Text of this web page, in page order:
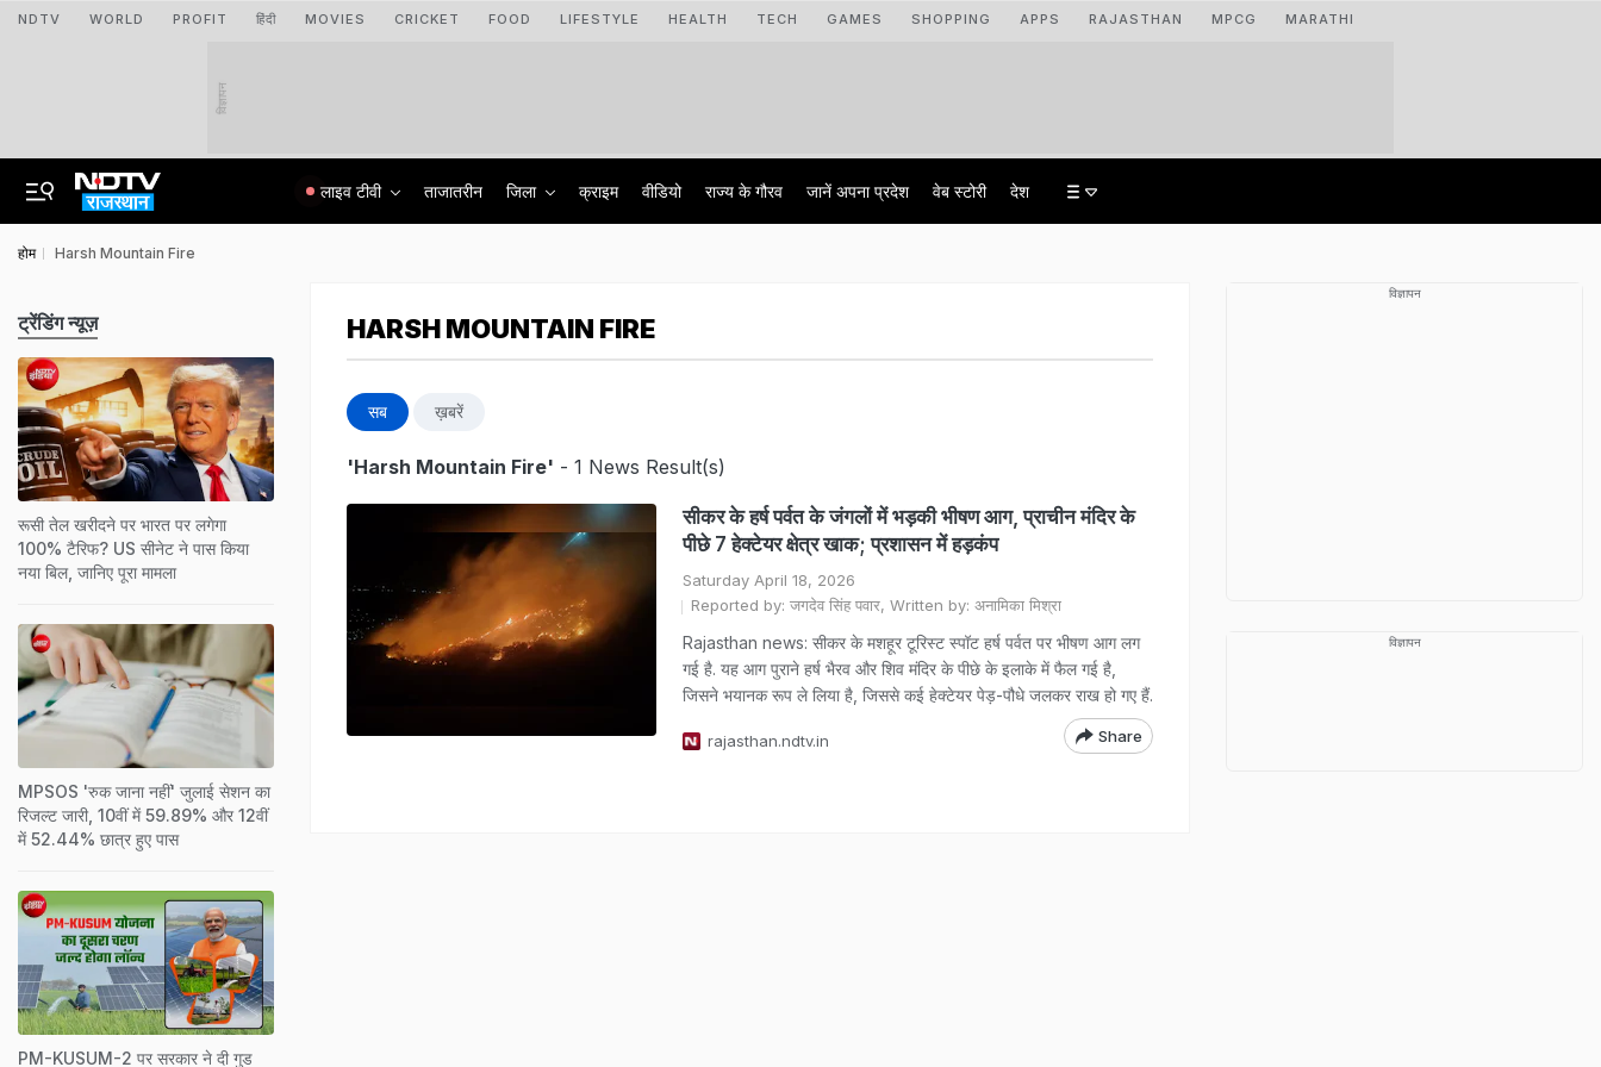
NDTV WORLD PROFIT हिंदी MOVIES CRICKET FOOD LIFESTYLE HEALTH TECH GAMES SHOPPING APPS RAJASTHAN MPCG MARATHI
विज्ञापन
लाइव टीवी ताजातरीन जिला क्राइम वीडियो राज्‍य के गौरव जानें अपना प्रदेश वेब स्टोरी देश
होम Harsh Mountain Fire
HARSH MOUNTAIN FIRE
सब ख़बरें
'Harsh Mountain Fire' - 1 News Result(s)
सीकर के हर्ष पर्वत के जंगलों में भड़की भीषण आग, प्राचीन मंदिर के
पीछे 7 हेक्टेयर क्षेत्र खाक; प्रशासन में हड़कंप
Saturday April 18, 2026
Reported by: जगदेव सिंह पवार, Written by: अनामिका मिश्रा
Rajasthan news: सीकर के मशहूर टूरिस्ट स्पॉट हर्ष पर्वत पर भीषण आग लग
गई है. यह आग पुराने हर्ष भैरव और शिव मंदिर के पीछे के इलाके में फैल गई है,
जिसने भयानक रूप ले लिया है, जिससे कई हेक्टेयर पेड़-पौधे जलकर राख हो गए हैं.
rajasthan.ndtv.in Share
ट्रेंडिंग न्यूज़
रूसी तेल खरीदने पर भारत पर लगेगा
100% टैरिफ? US सीनेट ने पास किया
नया बिल, जानिए पूरा मामला
MPSOS 'रुक जाना नहीं' जुलाई सेशन का
रिजल्ट जारी, 10वीं में 59.89% और 12वीं
में 52.44% छात्र हुए पास
PM-KUSUM-2 पर सरकार ने दी गुड
विज्ञापन
विज्ञापन